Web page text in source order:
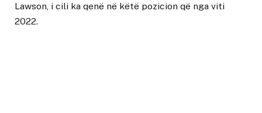
Lawson, i cili ka qenë në këtë pozicion që nga viti
2022.